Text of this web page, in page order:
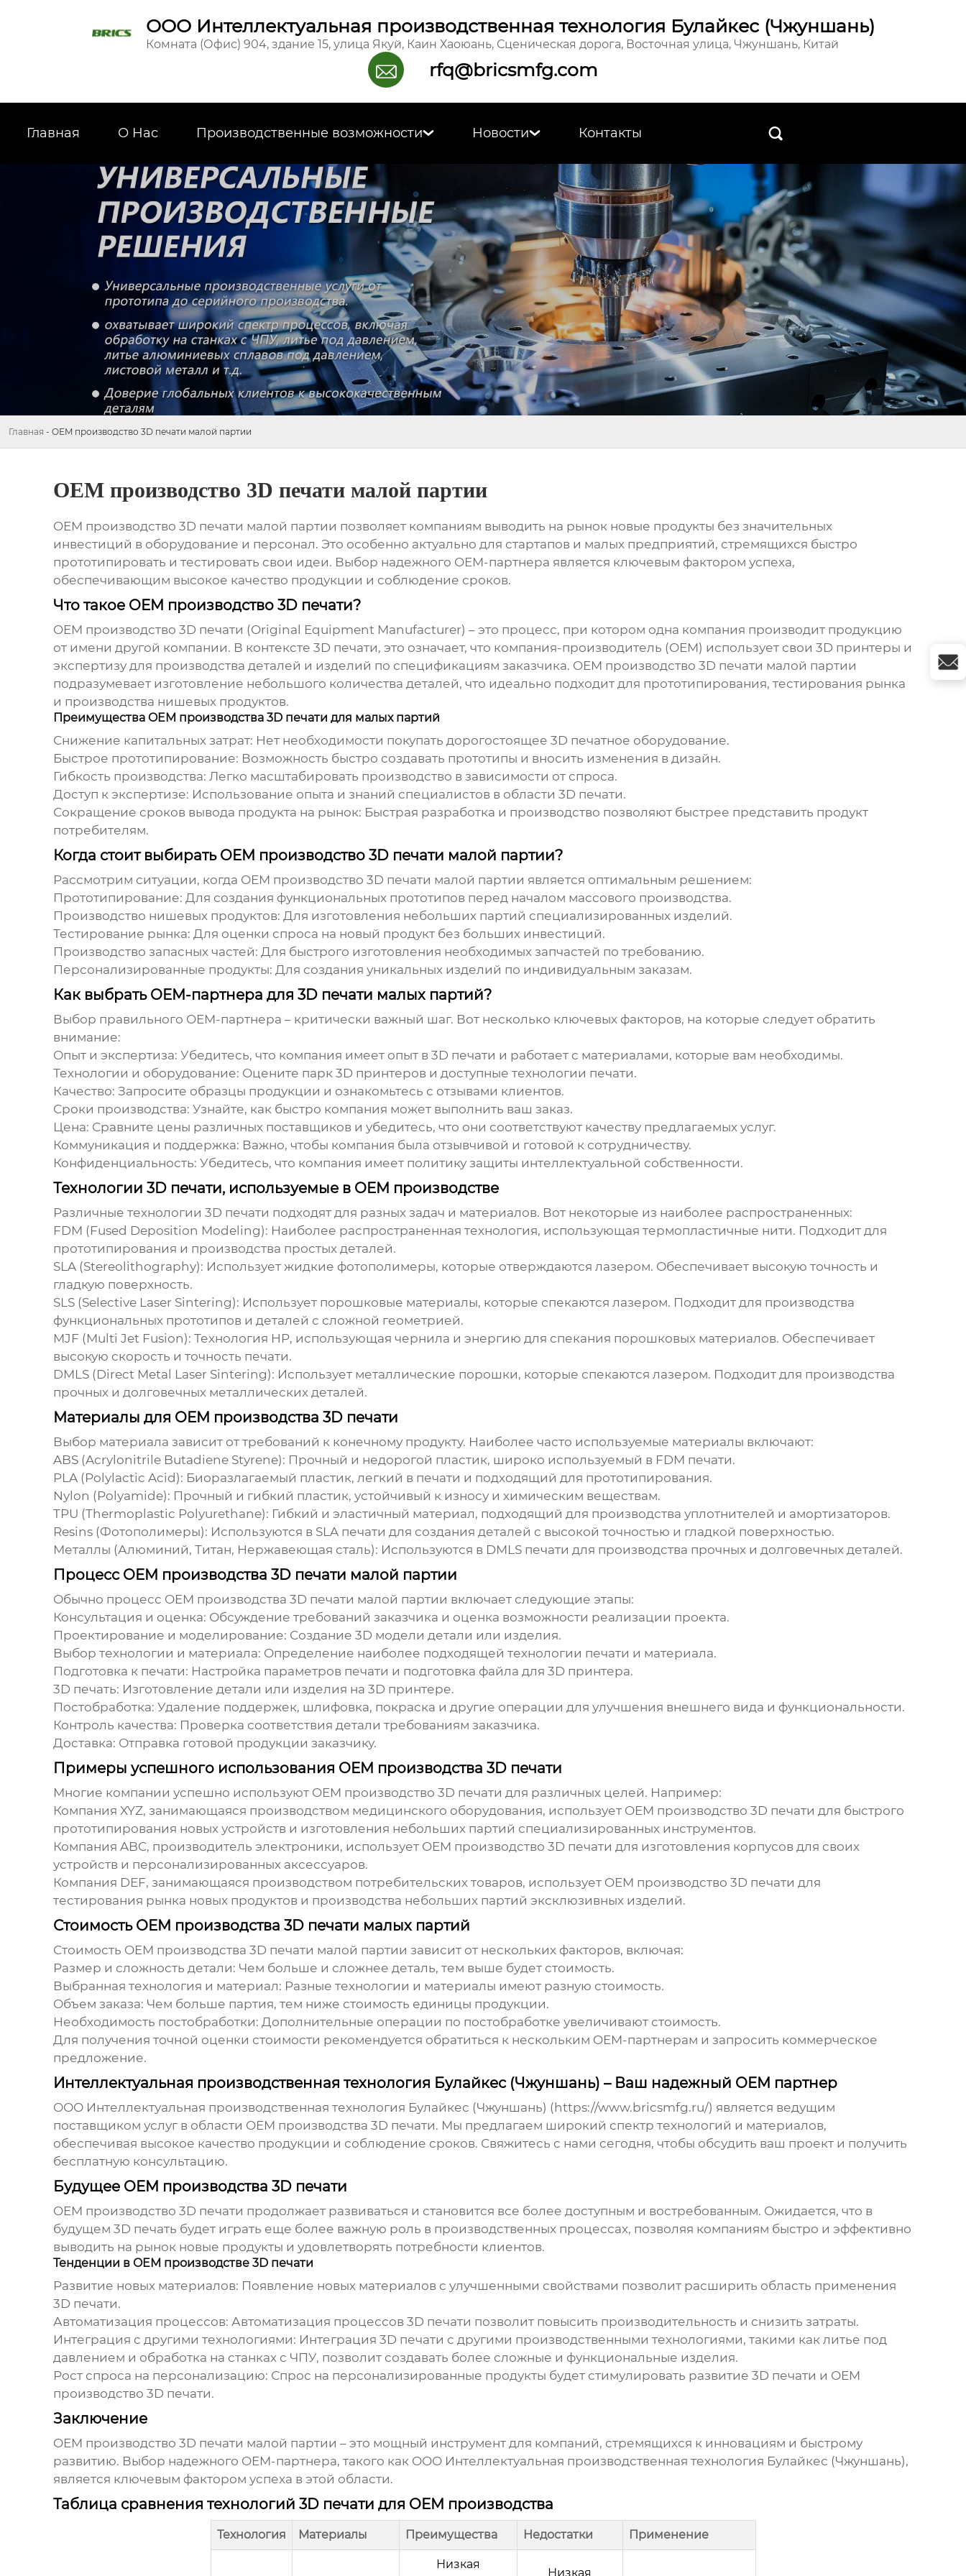
ООО Интеллектуальная производственная технология Булайкес (Чжуншань)
Комната (Офис) 904, здание 15, улица Якуй, Каин Хаоюань, Сценическая дорога, Восточная улица, Чжуншань, Китай
 rfq@bricsmfg.com
Главная О Hас Производственные возможности Новости Контакты 
Главная - OEM производство 3D печати малой партии
OEM производство 3D печати малой партии
OEM производство 3D печати малой партии позволяет компаниям выводить на рынок новые продукты без значительных
инвестиций в оборудование и персонал. Это особенно актуально для стартапов и малых предприятий, стремящихся быстро
прототипировать и тестировать свои идеи. Выбор надежного OEM-партнера является ключевым фактором успеха,
обеспечивающим высокое качество продукции и соблюдение сроков.
Что такое OEM производство 3D печати?
OEM производство 3D печати (Original Equipment Manufacturer) – это процесс, при котором одна компания производит продукцию
от имени другой компании. В контексте 3D печати, это означает, что компания-производитель (OEM) использует свои 3D принтеры и
экспертизу для производства деталей и изделий по спецификациям заказчика. OEM производство 3D печати малой партии
подразумевает изготовление небольшого количества деталей, что идеально подходит для прототипирования, тестирования рынка
и производства нишевых продуктов.
Преимущества OEM производства 3D печати для малых партий
Снижение капитальных затрат: Нет необходимости покупать дорогостоящее 3D печатное оборудование.
Быстрое прототипирование: Возможность быстро создавать прототипы и вносить изменения в дизайн.
Гибкость производства: Легко масштабировать производство в зависимости от спроса.
Доступ к экспертизе: Использование опыта и знаний специалистов в области 3D печати.
Сокращение сроков вывода продукта на рынок: Быстрая разработка и производство позволяют быстрее представить продукт
потребителям.
Когда стоит выбирать OEM производство 3D печати малой партии?
Рассмотрим ситуации, когда OEM производство 3D печати малой партии является оптимальным решением:
Прототипирование: Для создания функциональных прототипов перед началом массового производства.
Производство нишевых продуктов: Для изготовления небольших партий специализированных изделий.
Тестирование рынка: Для оценки спроса на новый продукт без больших инвестиций.
Производство запасных частей: Для быстрого изготовления необходимых запчастей по требованию.
Персонализированные продукты: Для создания уникальных изделий по индивидуальным заказам.
Как выбрать OEM-партнера для 3D печати малых партий?
Выбор правильного OEM-партнера – критически важный шаг. Вот несколько ключевых факторов, на которые следует обратить
внимание:
Опыт и экспертиза: Убедитесь, что компания имеет опыт в 3D печати и работает с материалами, которые вам необходимы.
Технологии и оборудование: Оцените парк 3D принтеров и доступные технологии печати.
Качество: Запросите образцы продукции и ознакомьтесь с отзывами клиентов.
Сроки производства: Узнайте, как быстро компания может выполнить ваш заказ.
Цена: Сравните цены различных поставщиков и убедитесь, что они соответствуют качеству предлагаемых услуг.
Коммуникация и поддержка: Важно, чтобы компания была отзывчивой и готовой к сотрудничеству.
Конфиденциальность: Убедитесь, что компания имеет политику защиты интеллектуальной собственности.
Технологии 3D печати, используемые в OEM производстве
Различные технологии 3D печати подходят для разных задач и материалов. Вот некоторые из наиболее распространенных:
FDM (Fused Deposition Modeling): Наиболее распространенная технология, использующая термопластичные нити. Подходит для
прототипирования и производства простых деталей.
SLA (Stereolithography): Использует жидкие фотополимеры, которые отверждаются лазером. Обеспечивает высокую точность и
гладкую поверхность.
SLS (Selective Laser Sintering): Использует порошковые материалы, которые спекаются лазером. Подходит для производства
функциональных прототипов и деталей с сложной геометрией.
MJF (Multi Jet Fusion): Технология HP, использующая чернила и энергию для спекания порошковых материалов. Обеспечивает
высокую скорость и точность печати.
DMLS (Direct Metal Laser Sintering): Использует металлические порошки, которые спекаются лазером. Подходит для производства
прочных и долговечных металлических деталей.
Материалы для OEM производства 3D печати
Выбор материала зависит от требований к конечному продукту. Наиболее часто используемые материалы включают:
ABS (Acrylonitrile Butadiene Styrene): Прочный и недорогой пластик, широко используемый в FDM печати.
PLA (Polylactic Acid): Биоразлагаемый пластик, легкий в печати и подходящий для прототипирования.
Nylon (Polyamide): Прочный и гибкий пластик, устойчивый к износу и химическим веществам.
TPU (Thermoplastic Polyurethane): Гибкий и эластичный материал, подходящий для производства уплотнителей и амортизаторов.
Resins (Фотополимеры): Используются в SLA печати для создания деталей с высокой точностью и гладкой поверхностью.
Металлы (Алюминий, Титан, Нержавеющая сталь): Используются в DMLS печати для производства прочных и долговечных деталей.
Процесс OEM производства 3D печати малой партии
Обычно процесс OEM производства 3D печати малой партии включает следующие этапы:
Консультация и оценка: Обсуждение требований заказчика и оценка возможности реализации проекта.
Проектирование и моделирование: Создание 3D модели детали или изделия.
Выбор технологии и материала: Определение наиболее подходящей технологии печати и материала.
Подготовка к печати: Настройка параметров печати и подготовка файла для 3D принтера.
3D печать: Изготовление детали или изделия на 3D принтере.
Постобработка: Удаление поддержек, шлифовка, покраска и другие операции для улучшения внешнего вида и функциональности.
Контроль качества: Проверка соответствия детали требованиям заказчика.
Доставка: Отправка готовой продукции заказчику.
Примеры успешного использования OEM производства 3D печати
Многие компании успешно используют OEM производство 3D печати для различных целей. Например:
Компания XYZ, занимающаяся производством медицинского оборудования, использует OEM производство 3D печати для быстрого
прототипирования новых устройств и изготовления небольших партий специализированных инструментов.
Компания ABC, производитель электроники, использует OEM производство 3D печати для изготовления корпусов для своих
устройств и персонализированных аксессуаров.
Компания DEF, занимающаяся производством потребительских товаров, использует OEM производство 3D печати для
тестирования рынка новых продуктов и производства небольших партий эксклюзивных изделий.
Стоимость OEM производства 3D печати малых партий
Стоимость OEM производства 3D печати малой партии зависит от нескольких факторов, включая:
Размер и сложность детали: Чем больше и сложнее деталь, тем выше будет стоимость.
Выбранная технология и материал: Разные технологии и материалы имеют разную стоимость.
Объем заказа: Чем больше партия, тем ниже стоимость единицы продукции.
Необходимость постобработки: Дополнительные операции по постобработке увеличивают стоимость.
Для получения точной оценки стоимости рекомендуется обратиться к нескольким OEM-партнерам и запросить коммерческое
предложение.
Интеллектуальная производственная технология Булайкес (Чжуншань) – Ваш надежный OEM партнер
ООО Интеллектуальная производственная технология Булайкес (Чжуншань) ( https://www.bricsmfg.ru/) является ведущим
поставщиком услуг в области OEM производства 3D печати. Мы предлагаем широкий спектр технологий и материалов,
обеспечивая высокое качество продукции и соблюдение сроков. Свяжитесь с нами сегодня, чтобы обсудить ваш проект и получить
бесплатную консультацию.
Будущее OEM производства 3D печати
OEM производство 3D печати продолжает развиваться и становится все более доступным и востребованным. Ожидается, что в
будущем 3D печать будет играть еще более важную роль в производственных процессах, позволяя компаниям быстро и эффективно
выводить на рынок новые продукты и удовлетворять потребности клиентов.
Тенденции в OEM производстве 3D печати
Развитие новых материалов: Появление новых материалов с улучшенными свойствами позволит расширить область применения
3D печати.
Автоматизация процессов: Автоматизация процессов 3D печати позволит повысить производительность и снизить затраты.
Интеграция с другими технологиями: Интеграция 3D печати с другими производственными технологиями, такими как литье под
давлением и обработка на станках с ЧПУ, позволит создавать более сложные и функциональные изделия.
Рост спроса на персонализацию: Спрос на персонализированные продукты будет стимулировать развитие 3D печати и OEM
производство 3D печати.
Заключение
OEM производство 3D печати малой партии – это мощный инструмент для компаний, стремящихся к инновациям и быстрому
развитию. Выбор надежного OEM-партнера, такого как ООО Интеллектуальная производственная технология Булайкес (Чжуншань),
является ключевым фактором успеха в этой области.
Таблица сравнения технологий 3D печати для OEM производства
Технология Материалы Преимущества Недостатки Применение
Низкая
Низкая